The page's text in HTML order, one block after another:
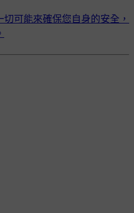
可能來確保您自身的安全，